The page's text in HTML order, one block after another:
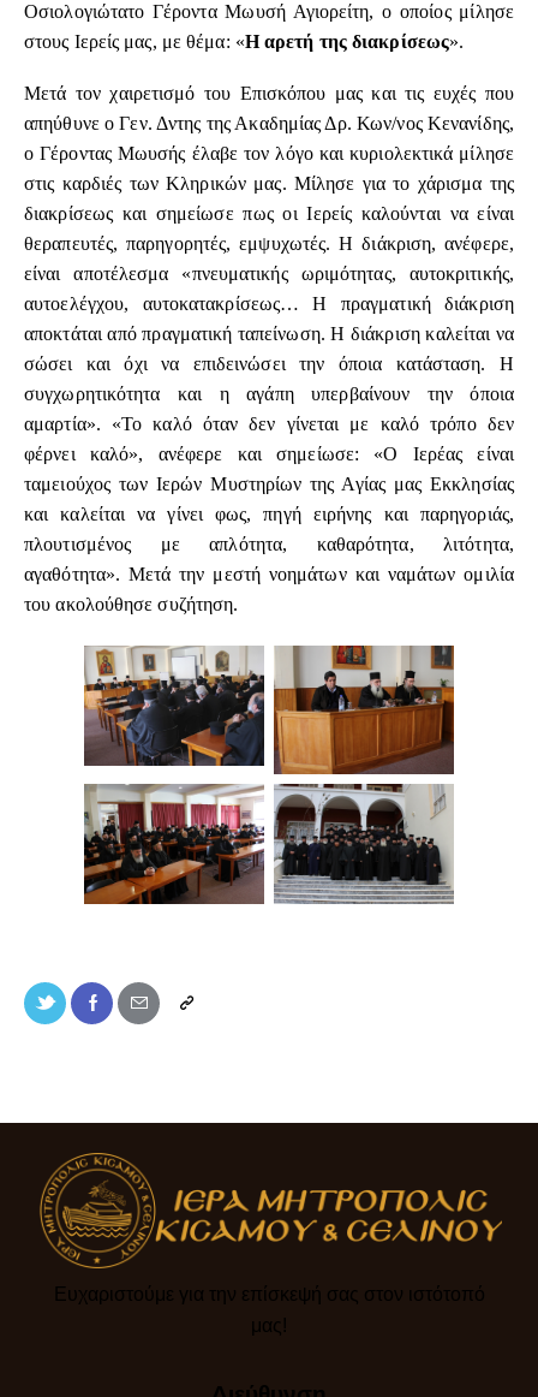
Οσιολογιώτατο Γέροντα Μωυσή Αγιορείτη, ο οποίος μίλησε
στους Ιερείς μας, με θέμα: «Η αρετή της διακρίσεως».
Μετά τον χαιρετισμό του Επισκόπου μας και τις ευχές που
απηύθυνε ο Γεν. Δντης της Ακαδημίας Δρ. Κων/νος Κενανίδης,
ο Γέροντας Μωυσής έλαβε τον λόγο και κυριολεκτικά μίλησε
στις καρδιές των Κληρικών μας. Μίλησε για το χάρισμα της
διακρίσεως και σημείωσε πως οι Ιερείς καλούνται να είναι
θεραπευτές, παρηγορητές, εμψυχωτές. Η διάκριση, ανέφερε,
είναι αποτέλεσμα «πνευματικής ωριμότητας, αυτοκριτικής,
αυτοελέγχου, αυτοκατακρίσεως… Η πραγματική διάκριση
αποκτάται από πραγματική ταπείνωση. Η διάκριση καλείται να
σώσει και όχι να επιδεινώσει την όποια κατάσταση. Η
συγχωρητικότητα και η αγάπη υπερβαίνουν την όποια
αμαρτία». «Το καλό όταν δεν γίνεται με καλό τρόπο δεν
φέρνει καλό», ανέφερε και σημείωσε: «Ο Ιερέας είναι
ταμειούχος των Ιερών Μυστηρίων της Αγίας μας Εκκλησίας
και καλείται να γίνει φως, πηγή ειρήνης και παρηγοριάς,
πλουτισμένος με απλότητα, καθαρότητα, λιτότητα,
αγαθότητα». Μετά την μεστή νοημάτων και ναμάτων ομιλία
του ακολούθησε συζήτηση.
Ευχαριστούμε για την επίσκεψή σας στον ιστότοπό
μας!​